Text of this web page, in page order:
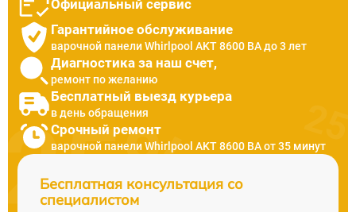
Официальный сервис
Гарантийное обслуживание
варочной панели Whirlpool AKT 8600 BA до 3 лет
Диагностика за наш счет,
ремонт по желанию
Бесплатный выезд курьера
в день обращения
Срочный ремонт
варочной панели Whirlpool AKT 8600 BA от 35 минут
Бесплатная консультация со
специалистом